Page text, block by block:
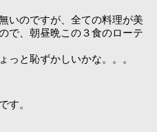
いのですが、全ての料理が美
で、朝昼晩この３食のローテ
っと恥ずかしいかな。。。
す。